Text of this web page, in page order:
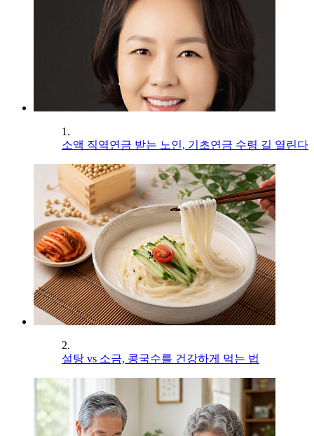
1.
소액 직역연금 받는 노인, 기초연금 수령 길 열린다
2.
설탕 vs 소금, 콩국수를 건강하게 먹는 법